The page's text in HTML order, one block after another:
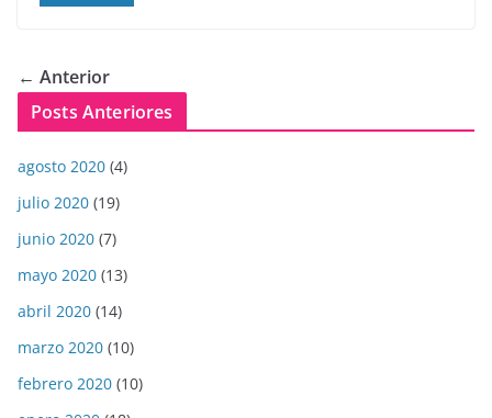
← Anterior
Posts Anteriores
agosto 2020 (4)
julio 2020 (19)
junio 2020 (7)
mayo 2020 (13)
abril 2020 (14)
marzo 2020 (10)
febrero 2020 (10)